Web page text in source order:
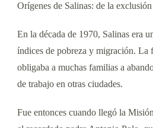
Orígenes de Salinas: de la
En la década de 1970, Salinas era
índices de pobreza y migración. La
obligaba a muchas familias a
de trabajo en otras ciudades.
Fue entonces cuando llegó la